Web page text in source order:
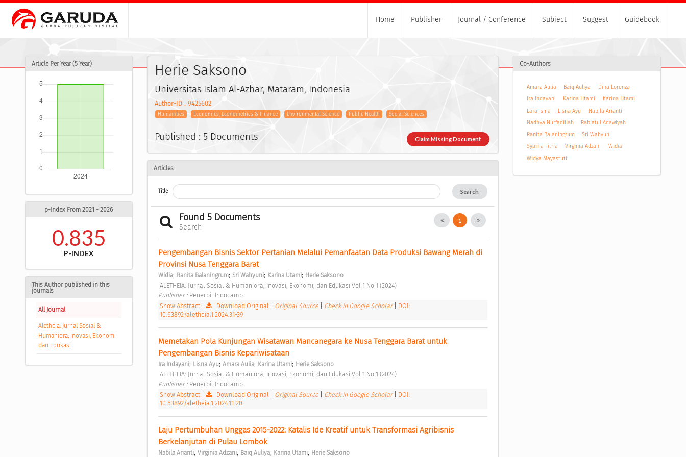
Home Publisher Journal / Conference Subject Suggest Guidebook
Article Per Year (5 Year)
p-Index From 2021 - 2026
0.835
P-INDEX
This Author published in this
journals
All Journal
Aletheia: Jurnal Sosial &
Humaniora, Inovasi, Ekonomi
dan Edukasi
Herie Saksono
Universitas Islam Al-Azhar, Mataram, Indonesia
Author-ID : 9425602
Humanities Economics, Econometrics & Finance Environmental Science Public Health Social Sciences
Published : 5 Documents Claim Missing Document
Articles
Title Search
Found 5 Documents
Search
1
Pengembangan Bisnis Sektor Pertanian Melalui Pemanfaatan Data Produksi Bawang Merah di
Provinsi Nusa Tenggara Barat
Widia; Ranita Balaningrum; Sri Wahyuni; Karina Utami; Herie Saksono
ALETHEIA: Jurnal Sosial & Humaniora, Inovasi, Ekonomi, dan Edukasi Vol 1 No 1 (2024)
Publisher : Penerbit Indocamp
Show Abstract| Download Original Original Source Check in Google Scholar
DOI:
10.63892/aletheia.1.2024.31-39
Memetakan Pola Kunjungan Wisatawan Mancanegara ke Nusa Tenggara Barat untuk
Pengembangan Bisnis Kepariwisataan
Ira Indayani; Lisna Ayu; Amara Aulia; Karina Utami; Herie Saksono
ALETHEIA: Jurnal Sosial & Humaniora, Inovasi, Ekonomi, dan Edukasi Vol 1 No 1 (2024)
Publisher : Penerbit Indocamp
Show Abstract| Download Original Original Source Check in Google Scholar
DOI:
10.63892/aletheia.1.2024.11-20
Laju Pertumbuhan Unggas 2015-2022: Katalis Ide Kreatif untuk Transformasi Agribisnis
Berkelanjutan di Pulau Lombok
Nabila Arianti; Virginia Adzani; Baiq Auliya; Karina Utami; Herie Saksono
Co-Authors
Amara Aulia Baiq Auliya
Dina Lorenza
Ira Indayani
Karina Utami
Karina Utami
Lara Isma
Lisna Ayu
Nabila Arianti
Nadhya Nurfadillah
Rabiatul Adawiyah
Ranita Balaningrum
Sri Wahyuni
Syarifa Fitria
Virginia Adzani
Widia
Widya Mayastuti